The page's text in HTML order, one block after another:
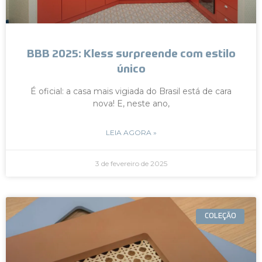
BBB 2025: Kless surpreende com estilo
único
É oficial: a casa mais vigiada do Brasil está de cara
nova! E, neste ano,
LEIA AGORA »
3 de fevereiro de 2025
COLEÇÃO